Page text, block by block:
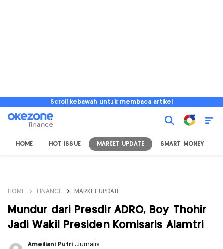
Scroll kebawah untuk membaca artikel
HOME HOT ISSUE MARKET UPDATE SMART MONEY
HOME FINANCE MARKET UPDATE
Mundur dari Presdir ADRO, Boy Thohir
Jadi Wakil Presiden Komisaris Alamtri
Ameiliani Putri ,Jurnalis